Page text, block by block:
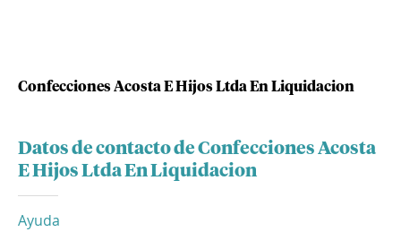
Confecciones Acosta E Hijos Ltda En Liquidacion
Datos de contacto de Confecciones Acosta
E Hijos Ltda En Liquidacion
Ayuda